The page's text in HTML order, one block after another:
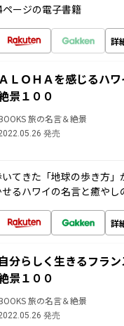
ージの電子書籍
詳
ＡＬＯＨＡを感じるハ
景１００
旅の名言＆絶景
発売
てきた「地球の歩き方」
るハワイの名言と癒やし
詳
自分らしく生きるフラ
景１００
旅の名言＆絶景
発売